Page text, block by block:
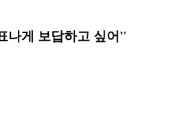
나게 보답하고 싶어''